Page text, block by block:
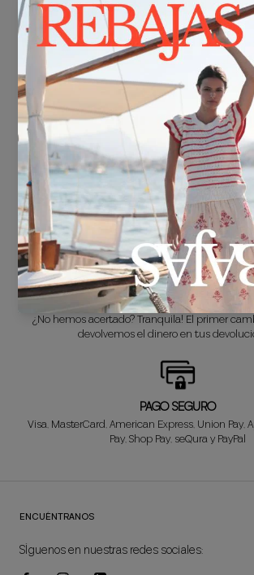
ENVÍO GRATIS*
En compras superiores a 30€.
ENTREGA EN 24/48h
Sabemos que no puedes esperar a estrenar tu
preparamos súper rápido para
CAMBIO GRATUITO*
¿No hemos acertado? Tranquila! El primer
devolvemos el dinero en tus
PAGO SEGURO
Visa, MasterCard, American Express, Union Pay,
Pay, Shop Pay, seQura y PayPal
ENCUÉNTRANOS
SÍguenos en nuestras redes sociales: